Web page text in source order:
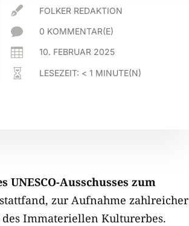
 FOLKER REDAKTION
 0 KOMMENTAR(E)
 10. FEBRUAR 2025
 LESEZEIT: < 1 MINUTE(N)
UNESCO-Ausschusses zum
zur Aufnahme zahlreicher
Immateriellen Kulturerbes.